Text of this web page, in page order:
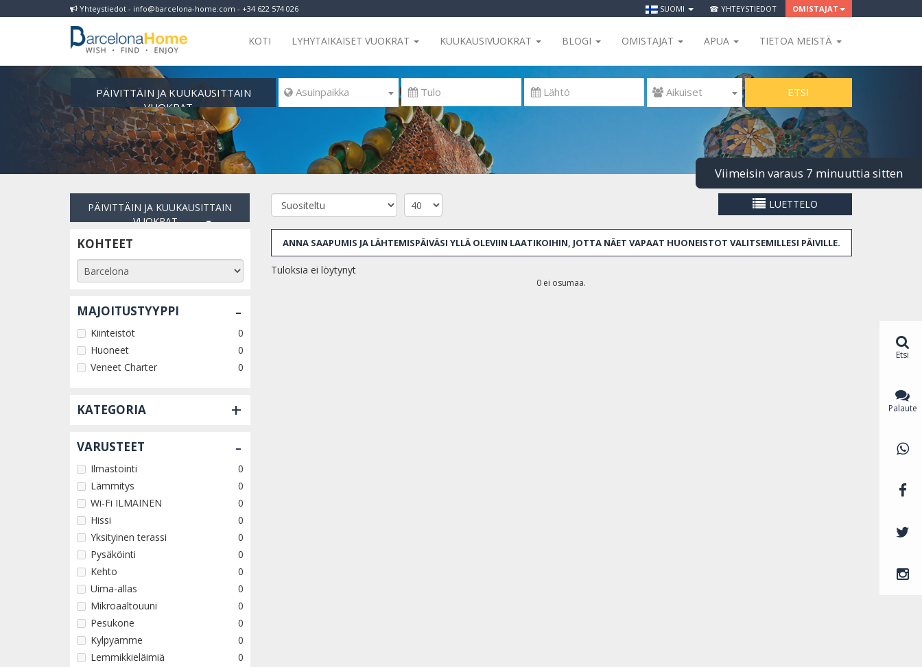
Yhteystiedot - info@barcelona-home.com - +34 622 574 026 SUOMI ☎ YHTEYSTIEDOT OMISTAJAT
KOTI LYHYTAIKAISET VUOKRAT KUUKAUSIVUOKRAT BLOGI OMISTAJAT APUA TIETOA MEISTÄ
PÄIVITTÄIN JA KUUKAUSITTAIN
VUOKRAT
 Asuinpaikka  Aikuiset ETSI
PÄIVITTÄIN JA KUUKAUSITTAIN
VUOKRAT
KOHTEET
MAJOITUSTYYPPI -
Kiinteistöt
0
Huoneet
0
Veneet Charter
0
KATEGORIA +
VARUSTEET -
Ilmastointi
0
Lämmitys
0
Wi-Fi ILMAINEN
0
Hissi
0
Yksityinen terassi
0
Pysäköinti
0
Kehto
0
Uima-allas
0
Mikroaaltouuni
0
Pesukone
0
Kylpyamme
0
Lemmikkieläimiä
0
LUETTELO
ANNA SAAPUMIS JA LÄHTEMISPÄIVÄSI YLLÄ OLEVIIN LAATIKOIHIN, JOTTA NÄET VAPAAT HUONEISTOT VALITSEMILLESI PÄIVILLE.
Tuloksia ei löytynyt
0 ei osumaa.
Viimeisin varaus 7 minuuttia sitten
Etsi
Palaute